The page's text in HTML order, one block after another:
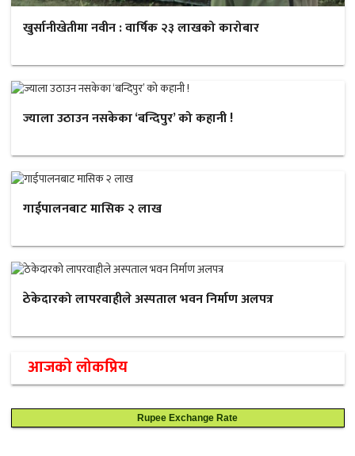
खुर्सानीखेतीमा नवीन : वार्षिक २३ लाखको कारोबार
ज्याला उठाउन नसकेका ‘बन्दिपुर’ को कहानी !
गाईपालनबाट मासिक २ लाख
ठेकेदारको लापरवाहीले अस्पताल भवन निर्माण अलपत्र
आजको लोकप्रिय
Rupee Exchange Rate